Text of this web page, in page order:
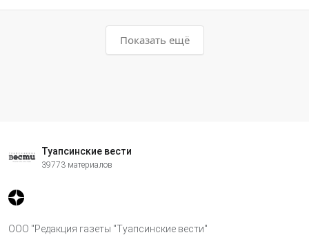
Показать ещё
Туапсинские вести
39773 материалов
ООО "Редакция газеты "Туапсинские вести"